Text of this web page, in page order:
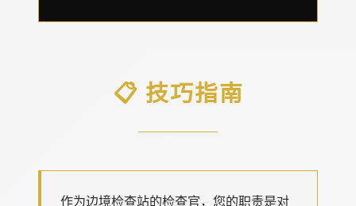
📋 技巧指南
作为边境检查站的检查官，您的职责是对